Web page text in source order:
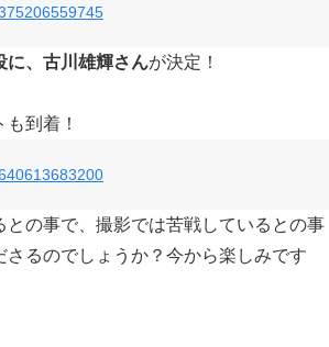
、 古川雄輝さんが決定！
到着！
の事で、撮影では苦戦しているとの事
るのでしょうか？今から楽しみです